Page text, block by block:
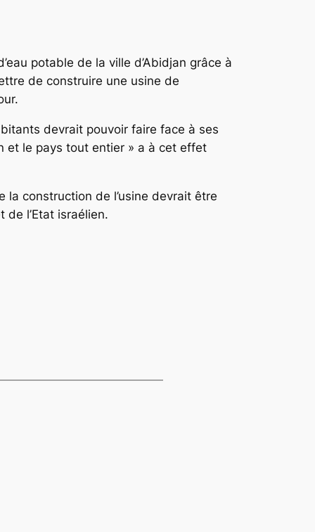
potable de la ville d’Abidjan grâce à
de construire une usine de
devrait pouvoir faire face à ses
et le pays tout entier » a à cet effet
construction de l’usine devrait être
de l’Etat israélien.